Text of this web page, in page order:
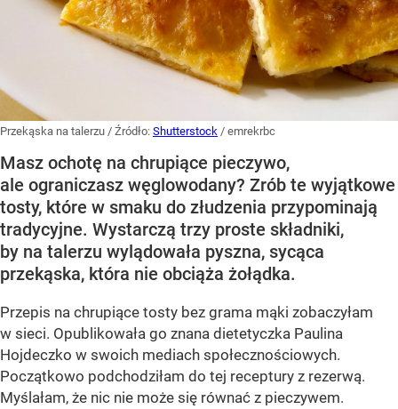
Przekąska na talerzu / Źródło: Shutterstock / emrekrbc
Masz ochotę na chrupiące pieczywo,
ale ograniczasz węglowodany? Zrób te wyjątkowe
tosty, które w smaku do złudzenia przypominają
tradycyjne. Wystarczą trzy proste składniki,
by na talerzu wylądowała pyszna, sycąca
przekąska, która nie obciąża żołądka.
Przepis na chrupiące tosty bez grama mąki zobaczyłam
w sieci. Opublikowała go znana dietetyczka Paulina
Hojdeczko w swoich mediach społecznościowych.
Początkowo podchodziłam do tej receptury z rezerwą.
Myślałam, że nic nie może się równać z pieczywem.